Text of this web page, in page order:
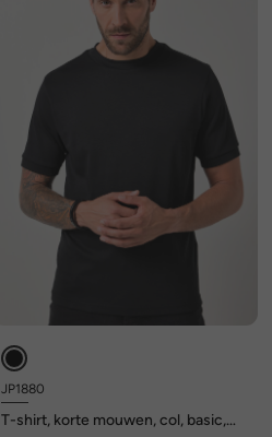
JP1880
T-shirt, korte mouwen, col, basic,